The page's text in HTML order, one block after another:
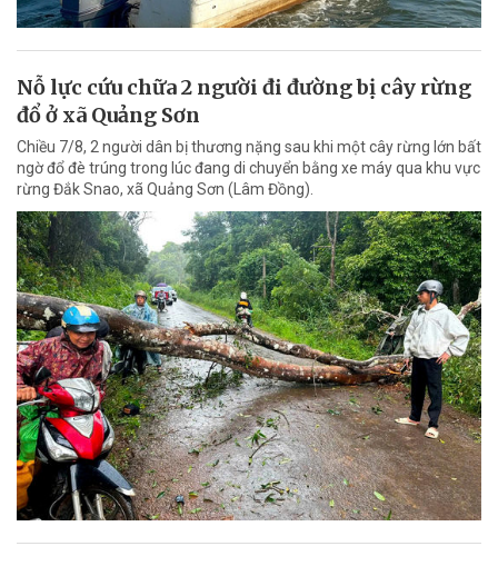
Nỗ lực cứu chữa 2 người đi đường bị cây rừng
đổ ở xã Quảng Sơn
Chiều 7/8, 2 người dân bị thương nặng sau khi một cây rừng lớn bất
ngờ đổ đè trúng trong lúc đang di chuyển bằng xe máy qua khu vực
rừng Đắk Snao, xã Quảng Sơn (Lâm Đồng).